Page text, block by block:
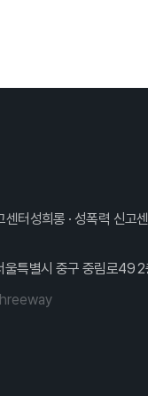
센터성희롱 · 성폭력 신고
울특별시 중구 중림로49